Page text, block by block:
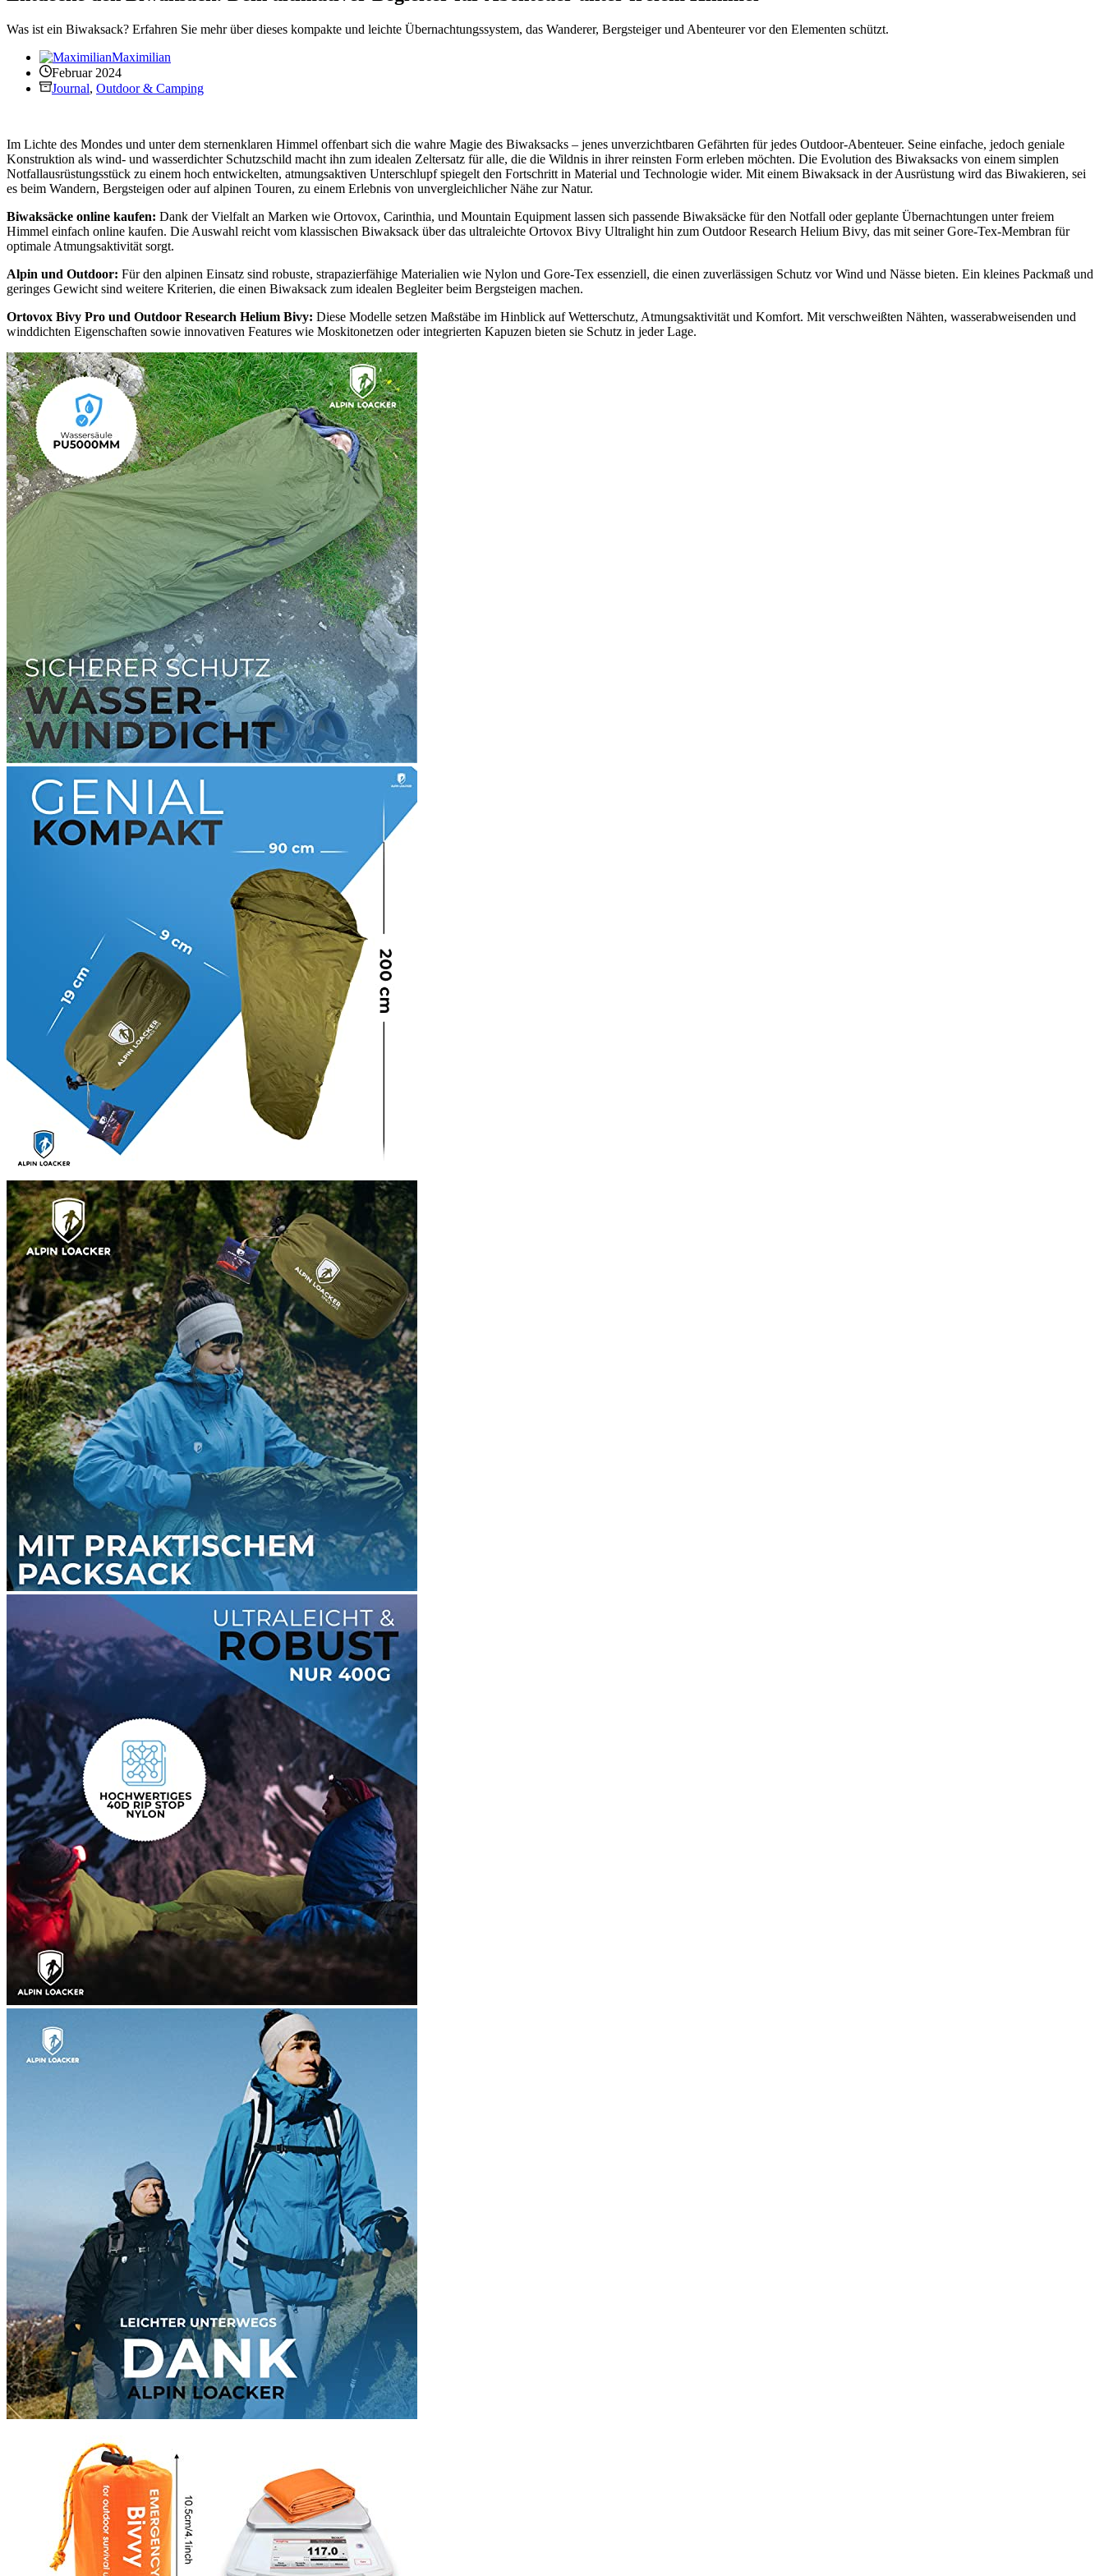
Was ist ein Biwaksack? Erfahren Sie mehr über dieses kompakte und leichte Übernachtungssystem, das Wanderer, Bergsteiger und Abenteurer vor den Elementen schützt.
Maximilian
Februar 2024
Journal, Outdoor & Camping
Im Lichte des Mondes und unter dem sternenklaren Himmel offenbart sich die wahre Magie des Biwaksacks – jenes unverzichtbaren Gefährten für jedes Outdoor-Abenteuer. Seine einfache, jedoch geniale
Konstruktion als wind- und wasserdichter Schutzschild macht ihn zum idealen Zeltersatz für alle, die die Wildnis in ihrer reinsten Form erleben möchten. Die Evolution des Biwaksacks von einem simplen
Notfallausrüstungsstück zu einem hoch entwickelten, atmungsaktiven Unterschlupf spiegelt den Fortschritt in Material und Technologie wider. Mit einem Biwaksack in der Ausrüstung wird das Biwakieren, sei
es beim Wandern, Bergsteigen oder auf alpinen Touren, zu einem Erlebnis von unvergleichlicher Nähe zur Natur.
Biwaksäcke online kaufen: Dank der Vielfalt an Marken wie Ortovox, Carinthia, und Mountain Equipment lassen sich passende Biwaksäcke für den Notfall oder geplante Übernachtungen unter freiem
Himmel einfach online kaufen. Die Auswahl reicht vom klassischen Biwaksack über das ultraleichte Ortovox Bivy Ultralight hin zum Outdoor Research Helium Bivy, das mit seiner Gore-Tex-Membran für
optimale Atmungsaktivität sorgt.
Alpin und Outdoor: Für den alpinen Einsatz sind robuste, strapazierfähige Materialien wie Nylon und Gore-Tex essenziell, die einen zuverlässigen Schutz vor Wind und Nässe bieten. Ein kleines Packmaß und
geringes Gewicht sind weitere Kriterien, die einen Biwaksack zum idealen Begleiter beim Bergsteigen machen.
Ortovox Bivy Pro und Outdoor Research Helium Bivy: Diese Modelle setzen Maßstäbe im Hinblick auf Wetterschutz, Atmungsaktivität und Komfort. Mit verschweißten Nähten, wasserabweisenden und
winddichten Eigenschaften sowie innovativen Features wie Moskitonetzen oder integrierten Kapuzen bieten sie Schutz in jeder Lage.